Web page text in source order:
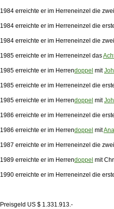
1984 erreichte er im Herreneinzel die
1984 erreichte er im Herreneinzel die
1984 erreichte er im Herreneinzel die
1985 erreichte er im Herreneinzel das
1985 erreichte er im Herrendoppel mit
1985 erreichte er im Herreneinzel die
1985 erreichte er im Herrendoppel mit
1986 erreichte er im Herreneinzel die
1986 erreichte er im Herrendoppel mit
1987 erreichte er im Herreneinzel die
1989 erreichte er im Herrendoppel mit
1990 erreichte er im Herreneinzel die
Preisgeld US $ 1.331.913.-